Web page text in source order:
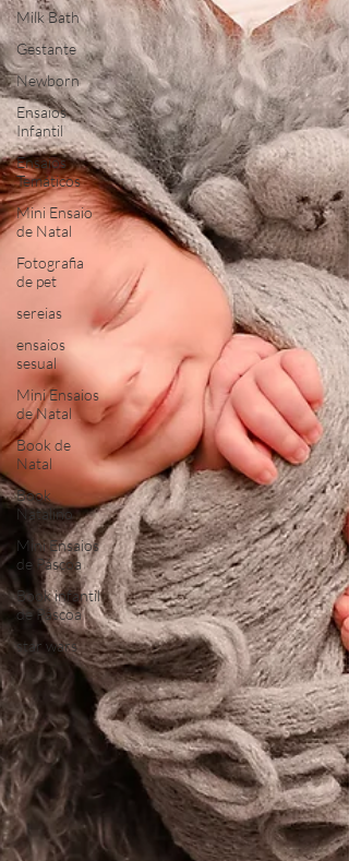
Milk Bath
Gestante
Newborn
Ensaios
Infantil
Ensaios
Temáticos
Mini Ensaio
de Natal
Fotografia
de pet
sereias
ensaios
sesual
Mini Ensaios
de Natal
Book de
Natal
Book
Natalino
Mini Ensaios
de Páscoa
Book infantil
de Páscoa
star wars